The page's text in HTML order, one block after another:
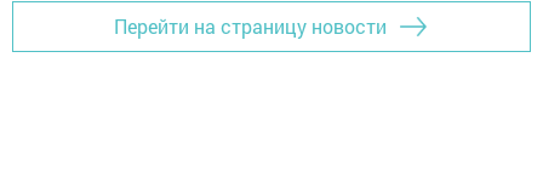
Перейти на страницу новости